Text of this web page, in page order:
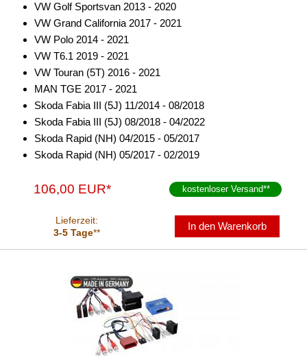
VW Golf Sportsvan 2013 - 2020
VW Grand California 2017 - 2021
VW Polo 2014 - 2021
VW T6.1 2019 - 2021
VW Touran (5T) 2016 - 2021
MAN TGE 2017 - 2021
Skoda Fabia III (5J) 11/2014 - 08/2018
Skoda Fabia III (5J) 08/2018 - 04/2022
Skoda Rapid (NH) 04/2015 - 05/2017
Skoda Rapid (NH) 05/2017 - 02/2019
106,00 EUR* kostenloser Versand**
Lieferzeit:
3-5 Tage**
In den Warenkorb